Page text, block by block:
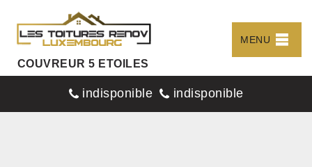
COUVREUR 5 ETOILES
MENU
indisponible indisponible